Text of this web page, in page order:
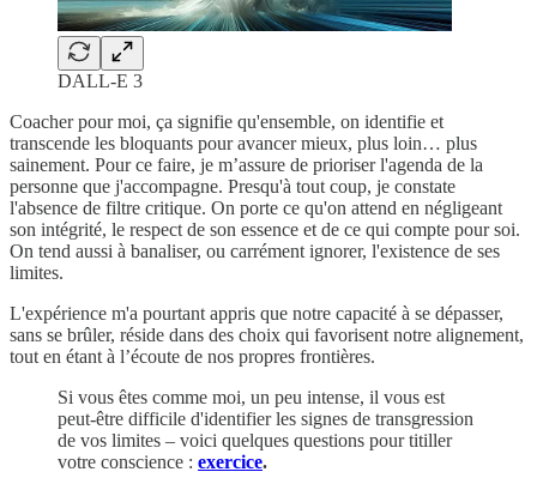
DALL-E 3
Coacher pour moi, ça signifie qu'ensemble, on identifie et
transcende les bloquants pour avancer mieux, plus loin… plus
sainement. Pour ce faire, je m’assure de prioriser l'agenda de la
personne que j'accompagne. Presqu'à tout coup, je constate
l'absence de filtre critique. On porte ce qu'on attend en négligeant
son intégrité, le respect de son essence et de ce qui compte pour soi.
On tend aussi à banaliser, ou carrément ignorer, l'existence de ses
limites.
L'expérience m'a pourtant appris que notre capacité à se dépasser,
sans se brûler, réside dans des choix qui favorisent notre alignement,
tout en étant à l’écoute de nos propres frontières.
Si vous êtes comme moi, un peu intense, il vous est
peut-être difficile d'identifier les signes de transgression
de vos limites – voici quelques questions pour titiller
votre conscience : exercice.